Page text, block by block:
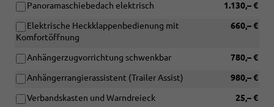
1.130,– €
Panoramaschiebedach elektrisch
660,– €
Elektrische Heckklappenbedienung mit
Komfortöffnung
780,– €
Anhängerzugvorrichtung schwenkbar
980,– €
Anhängerrangierassistent (Trailer Assist)
25,– €
Verbandskasten und Warndreieck